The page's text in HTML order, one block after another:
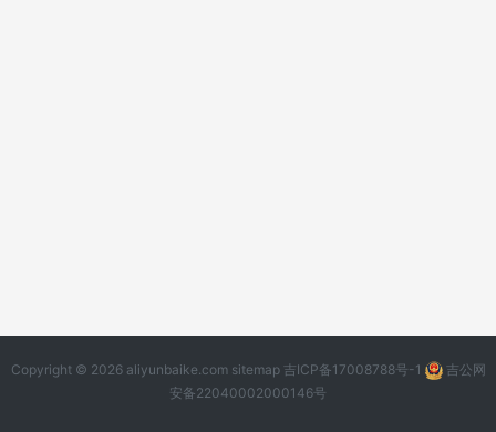
Copyright © 2026 aliyunbaike.com sitemap 吉ICP备17008788号-1
吉公网
安备22040002000146号